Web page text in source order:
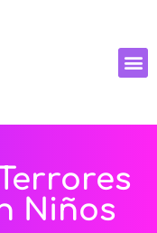
Niños